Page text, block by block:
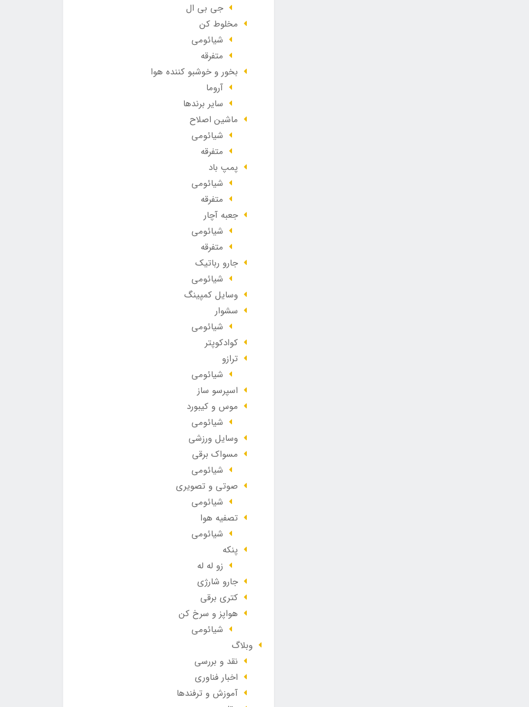
جی بی ال
مخلوط کن
شیائومی
متفرقه
بخور و خوشبو کننده هوا
آروما
سایر برندها
ماشین اصلاح
شیائومی
متفرقه
پمپ باد
شیائومی
متفرقه
جعبه آچار
شیائومی
متفرقه
جارو رباتیک
شیائومی
وسایل کمپینگ
سشوار
شیائومی
کوادکوپتر
ترازو
شیائومی
اسپرسو ساز
موس و کیبورد
شیائومی
وسایل ورزشی
مسواک برقی
شیائومی
صوتی و تصویری
شیائومی
تصفیه هوا
شیائومی
پنکه
زو له له
جارو شارژی
کتری برقی
هواپز و سرخ کن
شیائومی
وبلاگ
نقد و بررسی
اخبار فناوری
آموزش و ترفندها